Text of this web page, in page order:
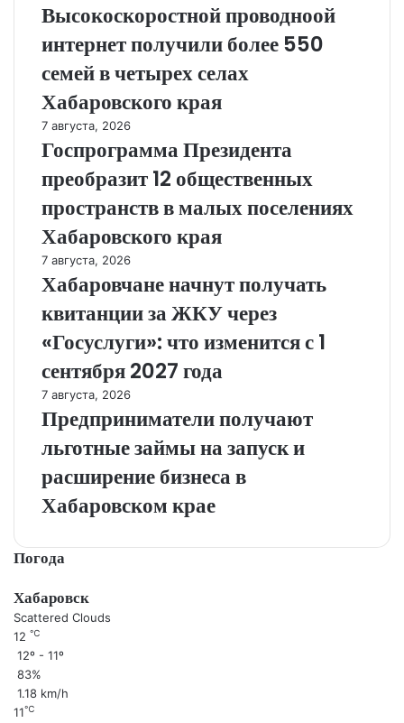
Высокоскоростной проводноой
интернет получили более 550
семей в четырех селах
Хабаровского края
7 августа, 2026
Госпрограмма Президента
преобразит 12 общественных
пространств в малых поселениях
Хабаровского края
7 августа, 2026
Хабаровчане начнут получать
квитанции за ЖКУ через
«Госуслуги»: что изменится с 1
сентября 2027 года
7 августа, 2026
Предприниматели получают
льготные займы на запуск и
расширение бизнеса в
Хабаровском крае
Погода
Хабаровск
Scattered Clouds
12 ℃
12º - 11º
83%
1.18 km/h
11℃